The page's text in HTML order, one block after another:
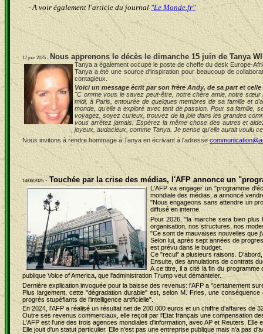
- A voir également l'article du journal"Le Monde.fr"
17 juin 2025 - Nous apprenons le décès le dimanche 15 juin de Tanya
Tanya a également occupé le poste de cheffe du desk Europe-
Tanya a été une source d'inspiration pour beaucoup de
contagieux.
Voici un messageécrit par son frère Andy, de sa part et
"C omme vous le savez peut-être, notre chère amie, notre sœur
midi, à Paris, entourée de quelques membres de sa famille et
monde, qu'elle a exploré avec tant de passion. Pour sa famille,
voyagez, soyez curieux, trouvez de la joie dans les grandes
vous arrêtez jamais. Espérez la même chose des autres et
joyeux, audacieux, comme Tanya. Je pense qu'elle aurait voulu
Nous invitons à rendre hommage à Tanya en écrivant à l'adresse
14/06/2025-Touchée par la crise des médias, l'AFP annonce un
L'AFP va engager un "programme
mondiale des médias, a annoncé
"Nous engageons sans attendre un
diffusé en interne.
Pour 2026, "la marche sera bien
organisation, nos structures, nos
"Ce sont de mauvaises nouvelles que
Selon lui, après sept années de
est prévu dans le budget.
Ce "recul" a plusieurs raisons.
Ensuite, des annulations de contrats
A ce titre, il a cité la fin du
publique Voice of America, que l'administration Trump veut démanteler.
Dernière explication invoquée pour la baisse des revenus: l'AFP a "certainement
Plus largement, cette "dégradation durable" est, selon M. Fries, une
progrès stupéfiants de l'intelligence artificielle".
En 2024, l'AFP a réalisé un résultat net de 200.000 euros et un chiffre d'affaires de
Outre ses revenus commerciaux, elle reçoit par l'Etat français une compensation
L'AFP est l'une des trois agences mondiales d'information, avec AP et Reuters.
Elle jouit d'un statut particulier. Elle n'est pas une entreprise publique mais n'a pas